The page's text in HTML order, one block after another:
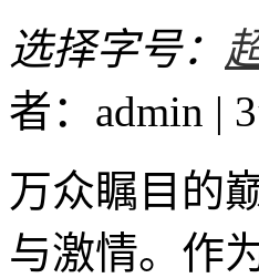
选择字号：
者：admin |
万众瞩目的
与激情。作